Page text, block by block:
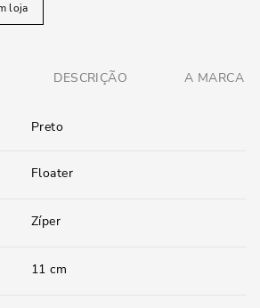
loja
DESCRIÇÃO A MARCA
Preto
Floater
Zíper
11 cm